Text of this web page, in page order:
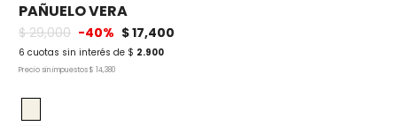
PAÑUELO VERA
$ 29,000 -40% $ 17,400
6 cuotas sin interés de $ 2.900
Precio sin impuestos $ 14,380